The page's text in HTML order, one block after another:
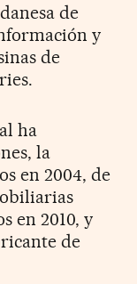
de
y
de
ha
la
en 2004, de
en 2010, y
de